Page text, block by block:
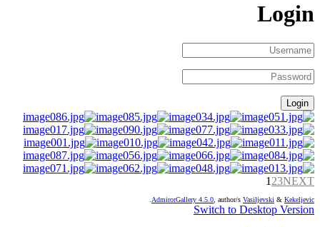
Login
1 23NEXT
AdmirorGallery 4.5.0 , author/s Vasiljevski & Kekeljevic
Switch to Desktop Version